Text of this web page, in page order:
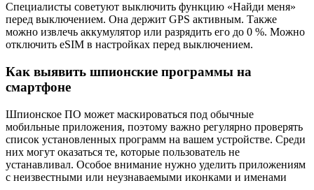
Специалисты советуют выключить функцию «Найди меня»
перед выключением. Она держит GPS активным. Также
можно извлечь аккумулятор или разрядить его до 0 %. Можно
отключить eSIM в настройках перед выключением.
Как выявить шпионские программы на
смартфоне
Шпионское ПО может маскироваться под обычные
мобильные приложения, поэтому важно регулярно проверять
список установленных программ на вашем устройстве. Среди
них могут оказаться те, которые пользователь не
устанавливал. Особое внимание нужно уделить приложениям
с неизвестными или неузнаваемыми иконками и именами